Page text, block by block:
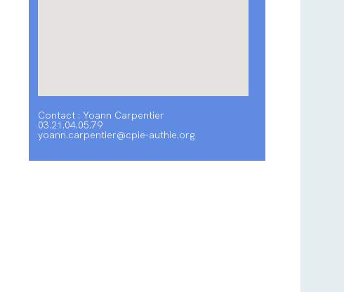
Contact : Yoann Carpentier
03.21.04.05.79
yoann.carpentier@cpie-authie.org